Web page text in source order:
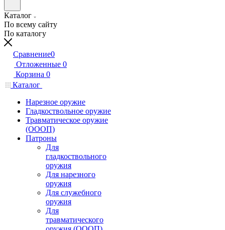
Каталог
По всему сайту
По каталогу
Сравнение0
Отложенные 0
Корзина 0
Каталог
Нарезное оружие
Гладкоствольное оружие
Травматическое оружие
(ОООП)
Патроны
Для
гладкоствольного
оружия
Для нарезного
оружия
Для служебного
оружия
Для
травматического